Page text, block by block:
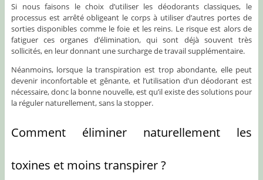
Si nous faisons le choix d’utiliser les déodorants classiques, le
processus est arrêté obligeant le corps à utiliser d’autres portes de
sorties disponibles comme le foie et les reins. Le risque est alors de
fatiguer ces organes d’élimination, qui sont déjà souvent très
sollicités, en leur donnant une surcharge de travail supplémentaire.
Néanmoins, lorsque la transpiration est trop abondante, elle peut
devenir inconfortable et gênante, et l’utilisation d’un déodorant est
nécessaire, donc la bonne nouvelle, est qu’il existe des solutions pour
la réguler naturellement, sans la stopper.
Comment éliminer naturellement les
toxines et moins transpirer ?